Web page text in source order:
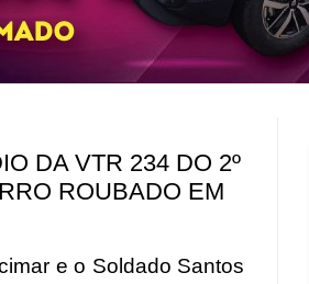
DA VTR 234 DO 2º
ROUBADO EM
e o Soldado Santos